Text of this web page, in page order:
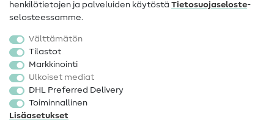
Suosittu
Kankaat
Ompelutarvikkeet
Ale
henkilötietojen ja palveluiden käytöstä Tietosuojaseloste-
selosteessamme.
Välttämätön
Tilastot
Markkinointi
Ulkoiset mediat
DHL Preferred Delivery
Toiminnallinen
Lisäasetukset